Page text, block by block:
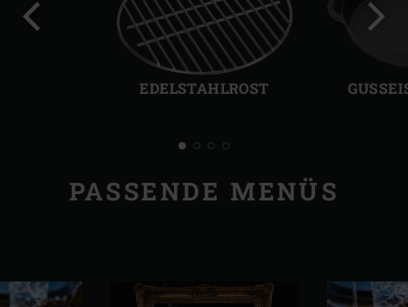
EDELSTAHLROST
PASSENDE MENÜS